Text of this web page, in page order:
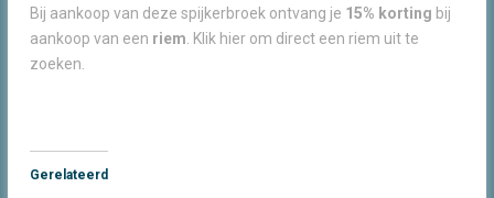
Bij aankoop van deze spijkerbroek ontvang je 15% korting bij
aankoop van een riem . Klik hier om direct een riem uit te
zoeken.
Gerelateerd